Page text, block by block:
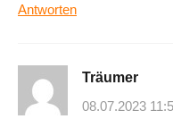
Antworten
Träumer
08.07.2023